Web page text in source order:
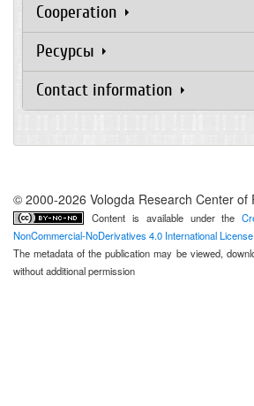
Cooperation
Ресурсы
Contact information
© 2000-2026 Vologda Research Center of
Content is available under the
NonCommercial-NoDerivatives 4.0 International License
The metadata of the publication may be viewed,
without additional permission